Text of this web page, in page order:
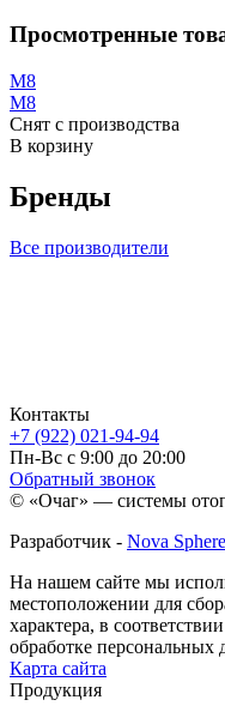
Просмотренные
М8
М8
Снят с производства
В корзину
Бренды
Все производители
Контакты
+7 (922) 021-94-94
Пн-Вс с 9:00 до 20:00
Обратный звонок
© «Очаг» — системы
Разработчик - Nova Sphere
На нашем сайте мы
местоположении для
характера, в
обработке персональных
Карта сайта
Продукция